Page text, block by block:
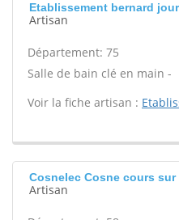
Etablissement bernard
Artisan
Département: 75
Salle de bain clé en main -
Voir la fiche artisan :
Cosnelec Cosne cours sur
Artisan